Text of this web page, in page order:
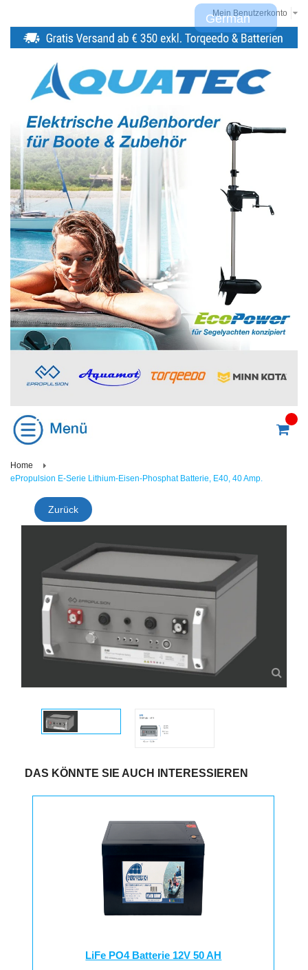
Mein Benutzerkonto
Home
ePropulsion E-Serie Lithium-Eisen-Phosphat Batterie, E40, 40 Amp.
Zurück
DAS KÖNNTE SIE AUCH INTERESSIEREN
LiFe PO4 Batterie 12V 50 AH